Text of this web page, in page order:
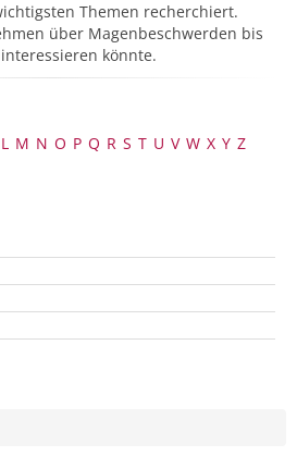
Themen recherchiert.
über Magenbeschwerden bis
könnte.
L M N O P Q R S T U V W X Y Z